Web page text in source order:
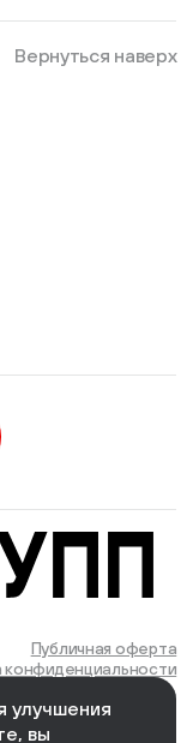
Вернуться наверх
Публичная оферта
конфиденциальности
We Wizards
улучшения
вы
Войти